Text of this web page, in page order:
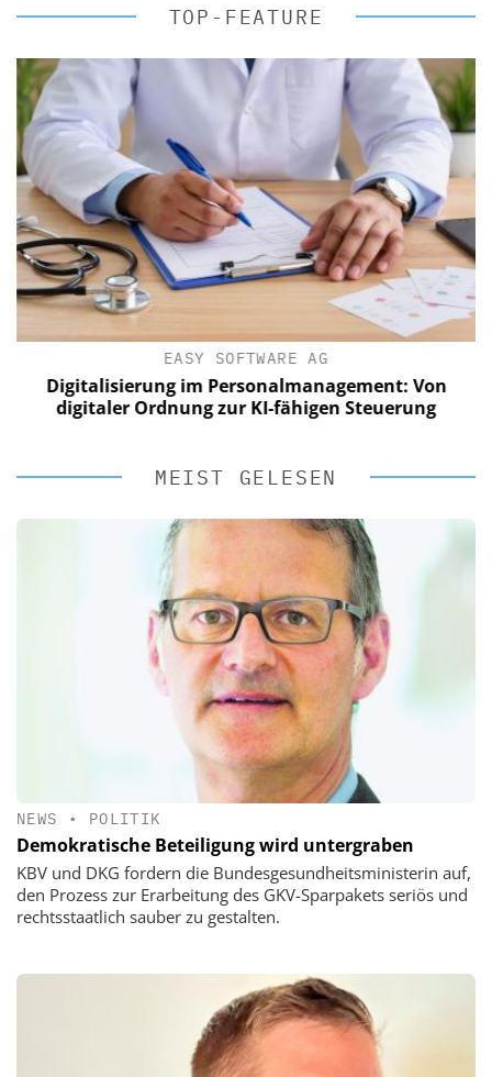
TOP-FEATURE
EASY SOFTWARE AG
Digitalisierung im Personalmanagement: Von
digitaler Ordnung zur KI-fähigen Steuerung
MEIST GELESEN
NEWS • POLITIK
Demokratische Beteiligung wird untergraben
KBV und DKG fordern die Bundesgesundheitsministerin auf,
den Prozess zur Erarbeitung des GKV-Sparpakets seriös und
rechtsstaatlich sauber zu gestalten.